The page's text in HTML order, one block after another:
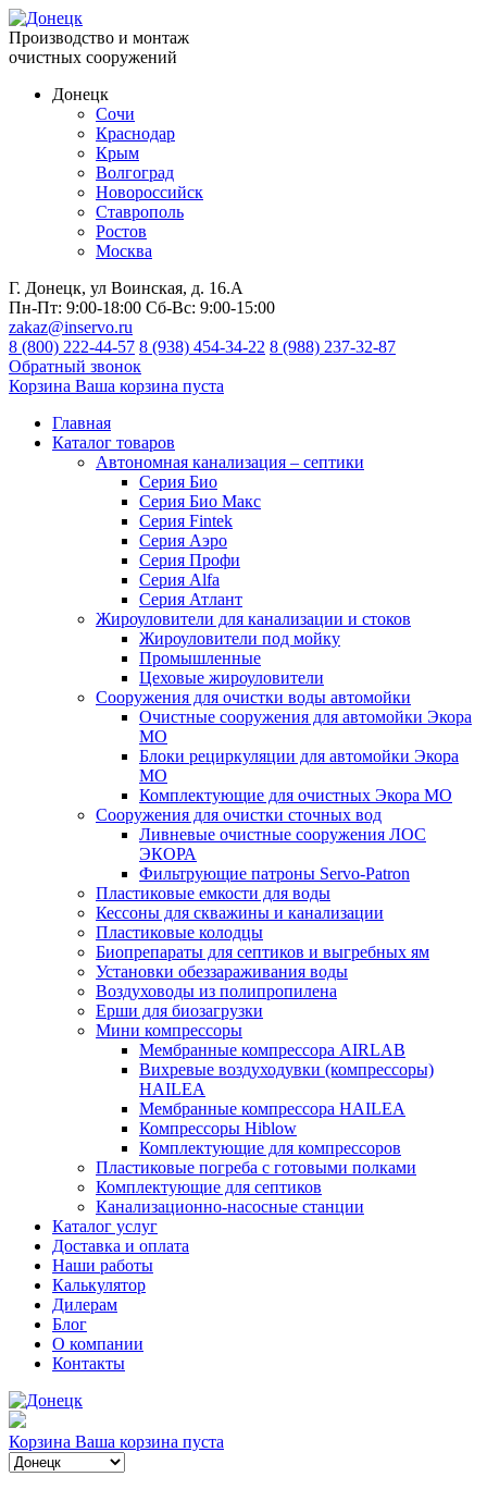
Производство и монтаж
очистных сооружений
Донецк
Сочи
Краснодар
Крым
Волгоград
Новороссийск
Ставрополь
Ростов
Москва
Г. Донецк, ул Воинская, д. 16.А
Пн-Пт: 9:00-18:00 Сб-Вс: 9:00-15:00
zakaz@inservo.ru
8 (800) 222-44-57 8 (938) 454-34-22 8 (988) 237-32-87
Обратный звонок
Корзина Ваша корзина пуста
Главная
Каталог товаров
Автономная канализация – септики
Серия Био
Серия Био Макс
Серия Fintek
Серия Аэро
Серия Профи
Серия Alfa
Серия Атлант
Жироуловители для канализации и стоков
Жироуловители под мойку
Промышленные
Цеховые жироуловители
Сооружения для очистки воды автомойки
Очистные сооружения для автомойки Экора
МО
Блоки рециркуляции для автомойки Экора
МО
Комплектующие для очистных Экора МО
Сооружения для очистки сточных вод
Ливневые очистные сооружения ЛОС
ЭКОРА
Фильтрующие патроны Servo-Patron
Пластиковые емкости для воды
Кессоны для скважины и канализации
Пластиковые колодцы
Биопрепараты для септиков и выгребных ям
Установки обеззараживания воды
Воздуховоды из полипропилена
Ерши для биозагрузки
Мини компрессоры
Мембранные компрессора AIRLAB
Вихревые воздуходувки (компрессоры)
HAILEA
Мембранные компрессора HAILEA
Компрессоры Hiblow
Комплектующие для компрессоров
Пластиковые погреба с готовыми полками
Комплектующие для септиков
Канализационно-насосные станции
Каталог услуг
Доставка и оплата
Наши работы
Калькулятор
Дилерам
Блог
О компании
Контакты
Корзина Ваша корзина пуста